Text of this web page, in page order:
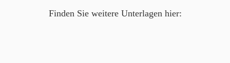
Finden Sie weitere Unterlagen hier: